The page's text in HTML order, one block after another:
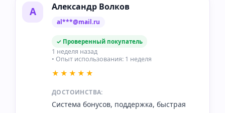
А Александр Волков
al***@mail.ru
✓ Проверенный покупатель
1 неделя назад
• Опыт использования: 1 неделя
★★★★★
ДОСТОИНСТВА:
Система бонусов, поддержка, быстрая